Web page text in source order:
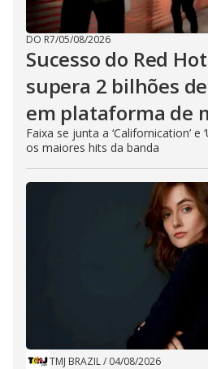
DO R7/05/08/2026
Sucesso do Red
supera 2 bilhões
em plataforma de
Faixa se junta a ‘Californication’ e
os maiores hits da banda
TMJ BRAZIL/ 04/08/2026